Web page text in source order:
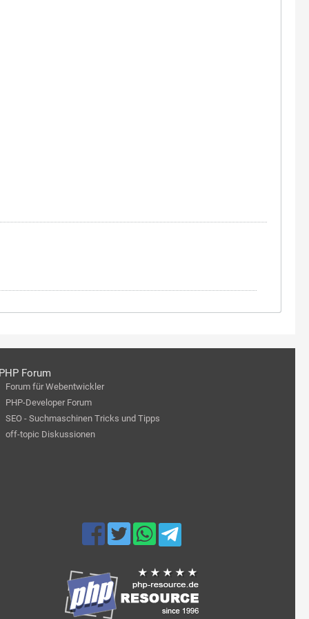
Forum
Forum für Webentwickler
PHP-Developer Forum
SEO - Suchmaschinen Tricks und Tipps
off-topic Diskussionen